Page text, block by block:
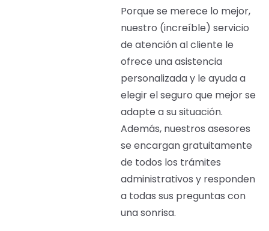
Porque se merece lo mejor,
nuestro (increíble) servicio
de atención al cliente le
ofrece una asistencia
personalizada y le ayuda a
elegir el seguro que mejor se
adapte a su situación.
Además, nuestros asesores
se encargan gratuitamente
de todos los trámites
administrativos y responden
a todas sus preguntas con
una sonrisa.